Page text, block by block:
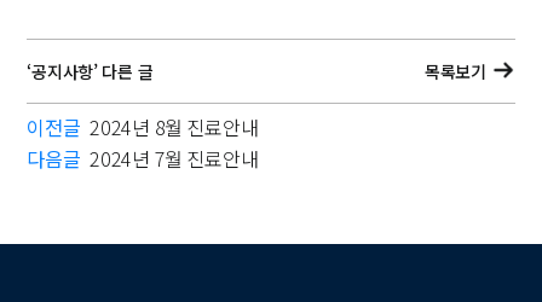
‘공지사항’ 다른 글 목록보기
이전글 2024년 8월 진료안내
다음글 2024년 7월 진료안내